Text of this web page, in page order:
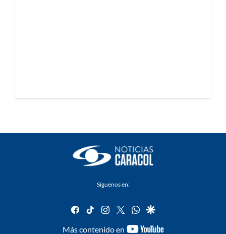
Síguenos en:
facebook
tiktok instagram
twitterwhatsapp
google
Más contenido en
youtube-